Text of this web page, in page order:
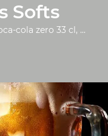
Softs
cola zero 33 cl, ...